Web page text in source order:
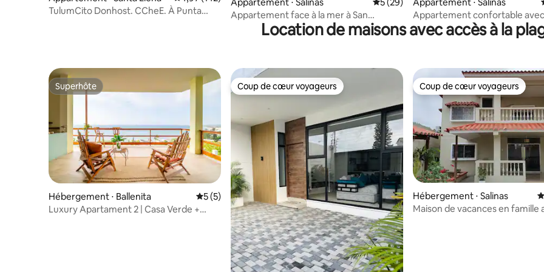
TulumCito Donhost. CCheE. À Punta
Appartement face à la mer à San
Lorenzo, Salinas
Appartement confortable
privée
Location de maisons avec accès à la
Superhôte
Superhôte
Hébergement ⋅ Ballenita Évaluation moyenne sur la base de 5 commentaires : 5 sur 5
5 (5)
Luxury Apartament 2 | Casa Verde +
Coup de cœur voyageurs
Coup de cœur voyageurs Coup de cœur voyageurs
Coup de cœur voyageurs
Hébergement ⋅ Salinas
Maison de vacances en famille